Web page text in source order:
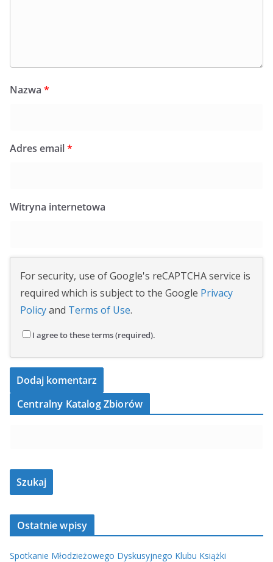
Nazwa *
Adres email*
Witryna internetowa
For security, use of Google's reCAPTCHA service is
required which is subject to the Google Privacy
Policyand Terms of Use.
I agree to these terms (required).
Centralny Katalog Zbiorów
Ostatnie wpisy
Spotkanie Młodzieżowego Dyskusyjnego Klubu Książki